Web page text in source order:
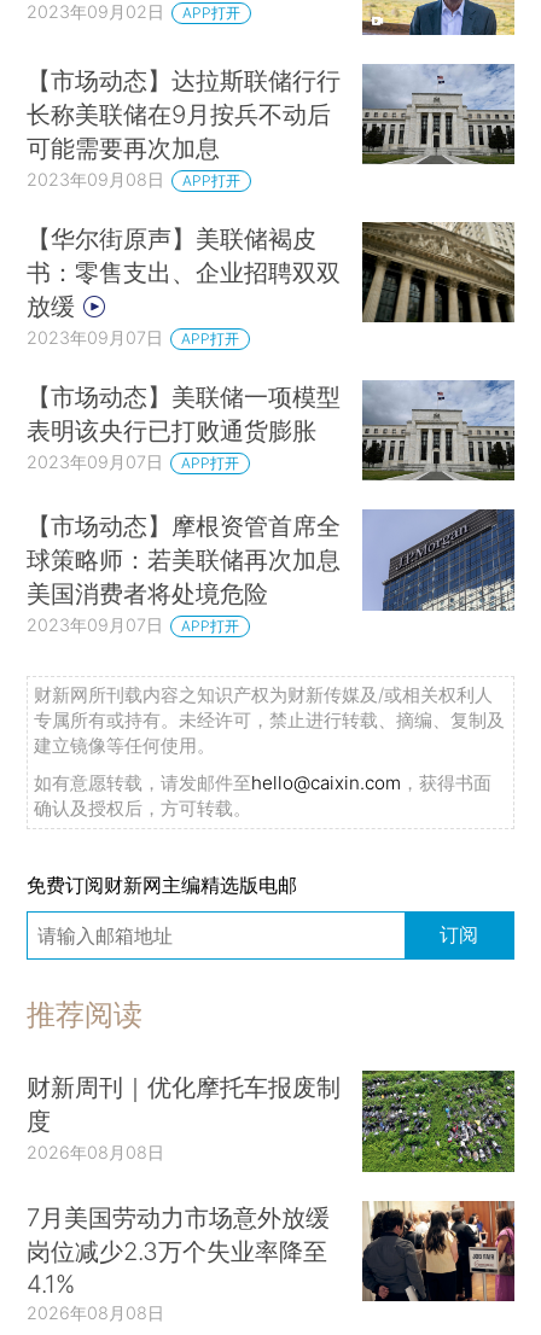
2023年09月02日 APP打开
【市场动态】达拉斯联储行行
长称美联储在9月按兵不动后
可能需要再次加息
2023年09月08日 APP打开
【华尔街原声】美联储褐皮
书：零售支出、企业招聘双双
放缓
2023年09月07日 APP打开
【市场动态】美联储一项模型
表明该央行已打败通货膨胀
2023年09月07日 APP打开
【市场动态】摩根资管首席全
球策略师：若美联储再次加息
美国消费者将处境危险
2023年09月07日 APP打开
财新网所刊载内容之知识产权为财新传媒及/或相关权利人
专属所有或持有。未经许可，禁止进行转载、摘编、复制及
建立镜像等任何使用。
如有意愿转载，请发邮件至hello@caixin.com ，获得书面
确认及授权后，方可转载。
免费订阅财新网主编精选版电邮
订阅
推荐阅读
财新周刊｜优化摩托车报废制
度
2026年08月08日
7月美国劳动力市场意外放缓
岗位减少2.3万个失业率降至
4.1%
2026年08月08日